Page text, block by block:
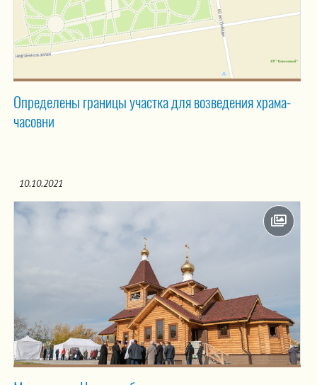
Определены границы участка для возведения храма-
часовни
10.10.2021